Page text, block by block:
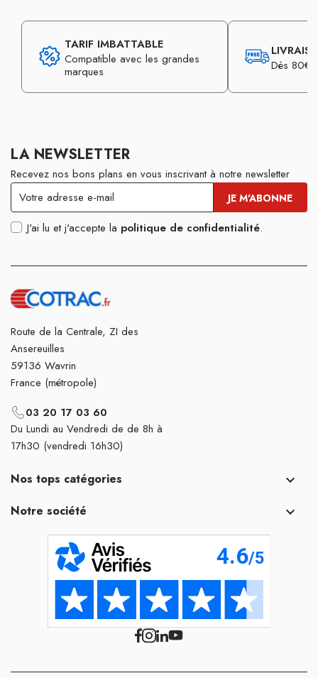
TARIF IMBATTABLE
Compatible avec les grandes
marques
Dès 80€
LA NEWSLETTER
Recevez nos bons plans en vous inscrivant à notre newsletter
J'ai lu et j'accepte la politique de confidentialité.
Route de la Centrale, ZI des
Ansereuilles
59136 Wavrin
France (métropole)
03 20 17 03 60
Du Lundi au Vendredi de de 8h à
17h30 (vendredi 16h30)
Nos tops catégories 
Notre société 